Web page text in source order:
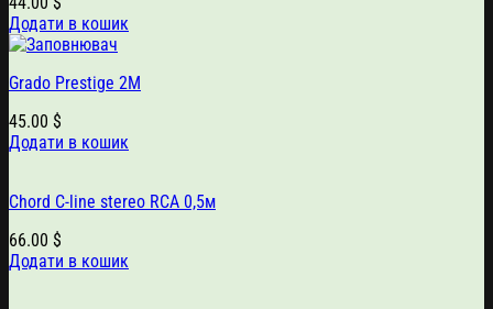
Додати в кошик
Grado Prestige 2M
45.00 $
Додати в кошик
Chord C-line stereo RCA 0,5м
66.00 $
Додати в кошик